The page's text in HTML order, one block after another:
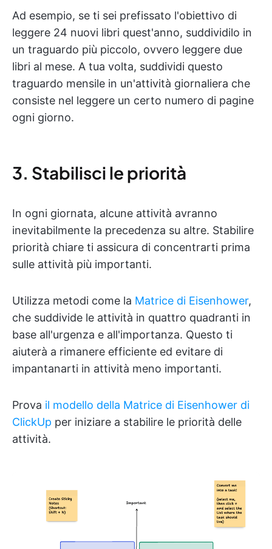
Ad esempio, se ti sei prefissato l'obiettivo di
leggere 24 nuovi libri quest'anno, suddividilo in
un traguardo più piccolo, ovvero leggere due
libri al mese. A tua volta, suddividi questo
traguardo mensile in un'attività giornaliera che
consiste nel leggere un certo numero di pagine
ogni giorno.
3. Stabilisci le priorità
In ogni giornata, alcune attività avranno
inevitabilmente la precedenza su altre. Stabilire
priorità chiare ti assicura di concentrarti prima
sulle attività più importanti.
Utilizza metodi come la Matrice di Eisenhower,
che suddivide le attività in quattro quadranti in
base all'urgenza e all'importanza. Questo ti
aiuterà a rimanere efficiente ed evitare di
impantanarti in attività meno importanti.
Prova il modello della Matrice di Eisenhower di
ClickUp per iniziare a stabilire le priorità delle
attività.